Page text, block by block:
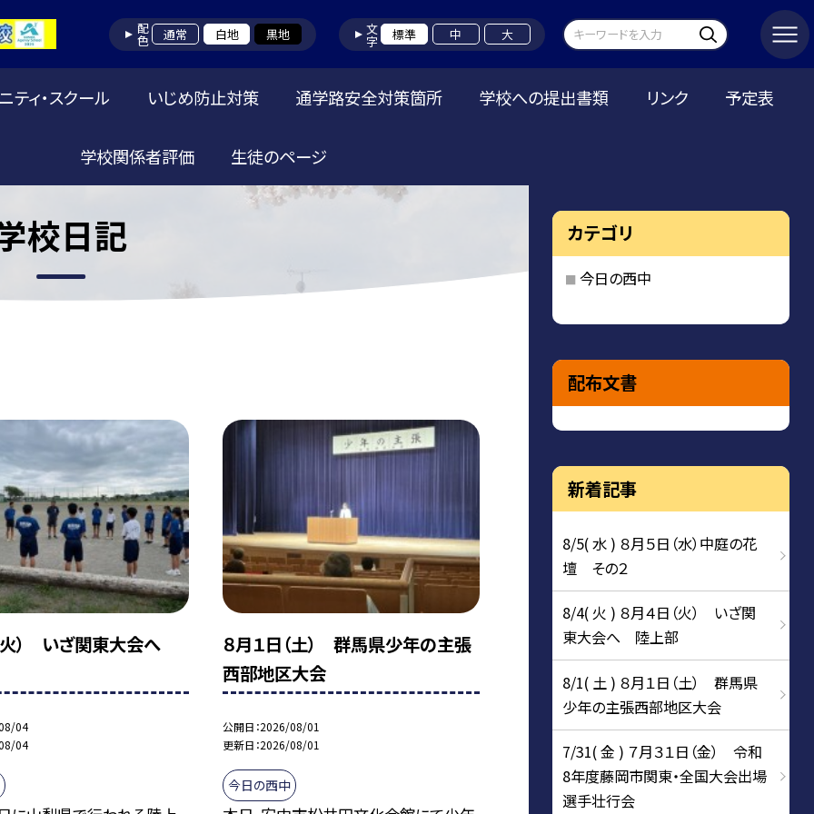
配色 通常 白地 黒地 文字 標準 中 大
ティ・スクール いじめ防止対策 通学路安全対策箇所 学校への提出書類 リンク 予定表
学校関係者評価 生徒のページ
校日記
火） いざ関東大会へ
04
04
８月１日（土） 群馬県少年の主張
西部地区大会
公開日 2026/08/01
更新日 2026/08/01
今日の西中
カテゴリ
今日の西中
配布文書
新着記事
8/5( 水 ) ８月５日（水）中庭の花
壇 その２
8/4( 火 ) ８月４日（火） いざ関
東大会へ 陸上部
8/1( 土 ) ８月１日（土） 群馬県
少年の主張西部地区大会
7/31( 金 ) ７月３１日（金） 令和
8年度藤岡市関東・全国大会出場
選手壮行会